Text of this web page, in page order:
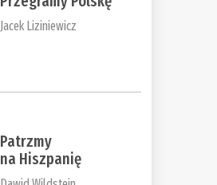
Jacek Liziniewicz
Patrzmy
na Hiszpanię